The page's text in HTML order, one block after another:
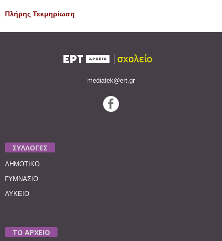
Πλήρης Τεκμηρίωση
mediatek@ert.gr
ΣΥΛΛΟΓΕΣ
ΔΗΜΟΤΙΚΟ
ΓΥΜΝΑΣΙΟ
ΛΥΚΕΙΟ
ΤΟ ΑΡΧΕΙΟ